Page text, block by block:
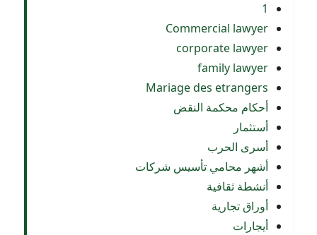
1
Commercial lawyer
corporate lawyer
family lawyer
Mariage des etrangers
أحكام محكمة النقض
أستثمار
أسرى الحرب
أشهر محامي تأسيس شركات
أنشطة ثقافية
أوراق تجارية
أيجارات